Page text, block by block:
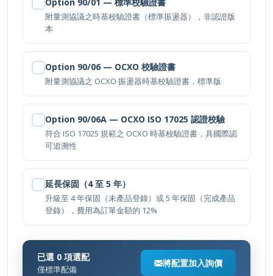
Option 90/01 — 標準校驗證書
附量測協議之時基校驗證書（標準振盪器），非認證版
本
Option 90/06 — OCXO 校驗證書
附量測協議之 OCXO 振盪器時基校驗證書，標準版
Option 90/06A — OCXO ISO 17025 認證校驗
符合 ISO 17025 規範之 OCXO 時基校驗證書，具國際認
可追溯性
延長保固（4 至 5 年）
升級至 4 年保固（未產品登錄）或 5 年保固（完成產品
登錄），費用為訂單金額的 12%
已選 0 項選配
僅標準配備
將配置加入詢價
立即詢價